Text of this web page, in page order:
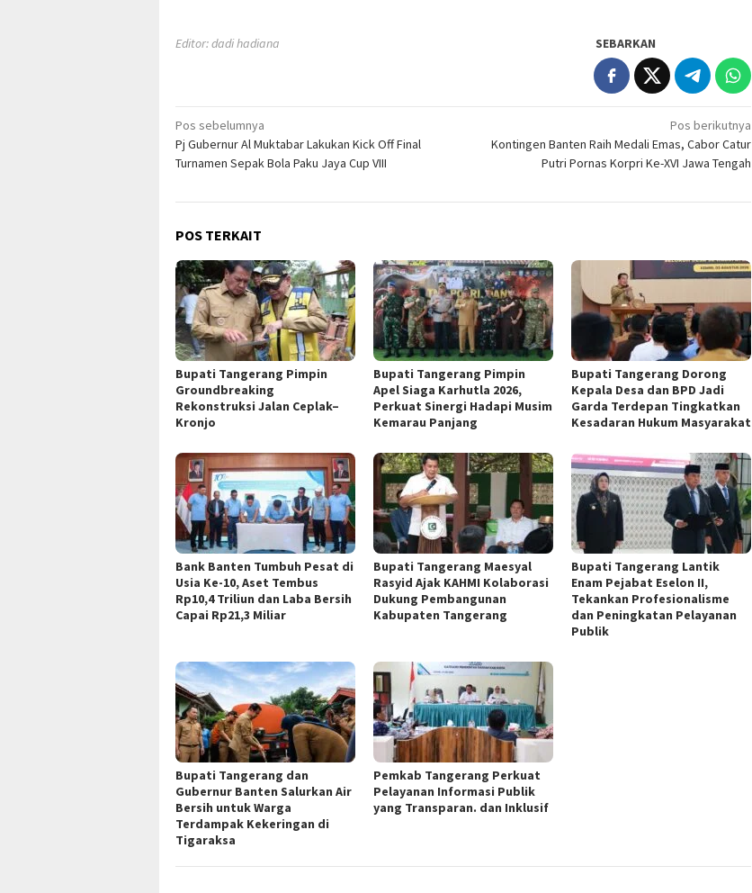
Editor: dadi hadiana SEBARKAN
Navigasi
pos
Pos sebelumnya
Pj Gubernur Al Muktabar Lakukan Kick Off Final
Turnamen Sepak Bola Paku Jaya Cup VIII
Pos berikutnya
Kontingen Banten Raih Medali Emas, Cabor Catur
Putri Pornas Korpri Ke-XVI Jawa Tengah
POS TERKAIT
Bupati Tangerang Pimpin
Groundbreaking
Rekonstruksi Jalan Ceplak–
Kronjo
Bupati Tangerang Pimpin
Apel Siaga Karhutla 2026,
Perkuat Sinergi Hadapi Musim
Kemarau Panjang
Bupati Tangerang Dorong
Kepala Desa dan BPD Jadi
Garda Terdepan Tingkatkan
Kesadaran Hukum Masyarakat
Bank Banten Tumbuh Pesat di
Usia Ke-10, Aset Tembus
Rp10,4 Triliun dan Laba Bersih
Capai Rp21,3 Miliar
Bupati Tangerang Maesyal
Rasyid Ajak KAHMI Kolaborasi
Dukung Pembangunan
Kabupaten Tangerang
Bupati Tangerang Lantik
Enam Pejabat Eselon II,
Tekankan Profesionalisme
dan Peningkatan Pelayanan
Publik
Bupati Tangerang dan
Gubernur Banten Salurkan Air
Bersih untuk Warga
Terdampak Kekeringan di
Tigaraksa
Pemkab Tangerang Perkuat
Pelayanan Informasi Publik
yang Transparan. dan Inklusif